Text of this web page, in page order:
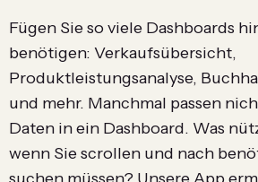
Fügen Sie so viele Dashboards
benötigen: Verkaufsübersicht,
Produktleistungsanalyse,
und mehr. Manchmal passen
Daten in ein Dashboard. Was
wenn Sie scrollen und nach